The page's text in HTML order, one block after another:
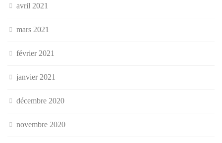
avril 2021
mars 2021
février 2021
janvier 2021
décembre 2020
novembre 2020